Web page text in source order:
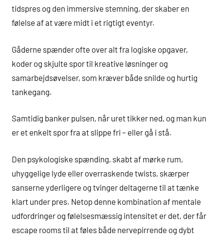
tidspres og den immersive stemning, der skaber en
følelse af at være midt i et rigtigt eventyr.
Gåderne spænder ofte over alt fra logiske opgaver,
koder og skjulte spor til kreative løsninger og
samarbejdsøvelser, som kræver både snilde og hurtig
tankegang.
Samtidig banker pulsen, når uret tikker ned, og man kun
er et enkelt spor fra at slippe fri – eller gå i stå.
Den psykologiske spænding, skabt af mørke rum,
uhyggelige lyde eller overraskende twists, skærper
sanserne yderligere og tvinger deltagerne til at tænke
klart under pres. Netop denne kombination af mentale
udfordringer og følelsesmæssig intensitet er det, der får
escape rooms til at føles både nervepirrende og dybt